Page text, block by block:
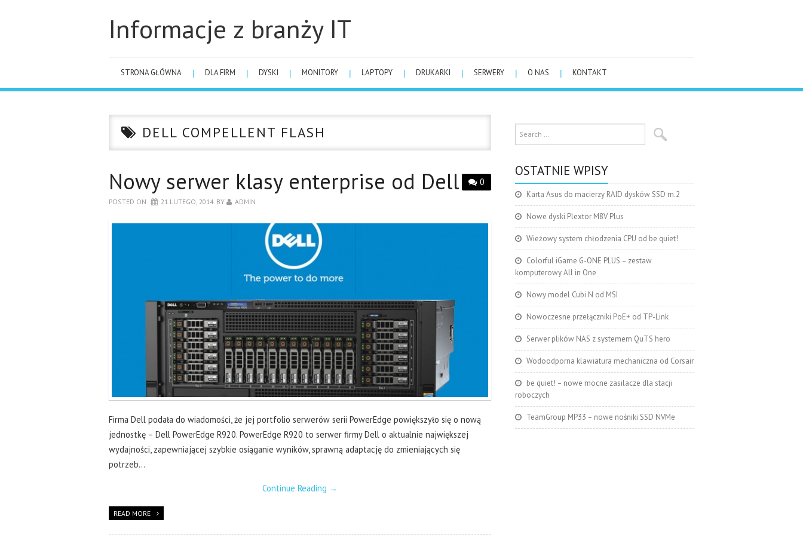
Informacje z branży IT
STRONA GŁÓWNA DLA FIRM DYSKI MONITORY LAPTOPY DRUKARKI SERWERY O NAS KONTAKT
DELL COMPELLENT FLASH
0
Nowy serwer klasy enterprise od Dell
POSTED ON 21 LUTEGO, 2014 BY ADMIN
Firma Dell podała do wiadomości, że jej portfolio serwerów serii PowerEdge powiększyło się o nową
jednostkę – Dell PowerEdge R920. PowerEdge R920 to serwer firmy Dell o aktualnie największej
wydajności, zapewniającej szybkie osiąganie wyników, sprawną adaptację do zmieniających się
potrzeb…
Continue Reading →
READ MORE
OSTATNIE WPISY
Karta Asus do macierzy RAID dysków SSD m.2
Nowe dyski Plextor M8V Plus
Wieżowy system chłodzenia CPU od be quiet!
Colorful iGame G-ONE PLUS – zestaw
komputerowy All in One
Nowy model Cubi N od MSI
Nowoczesne przełączniki PoE+ od TP-Link
Serwer plików NAS z systemem QuTS hero
Wodoodporna klawiatura mechaniczna od Corsair
be quiet! – nowe mocne zasilacze dla stacji
roboczych
TeamGroup MP33 – nowe nośniki SSD NVMe